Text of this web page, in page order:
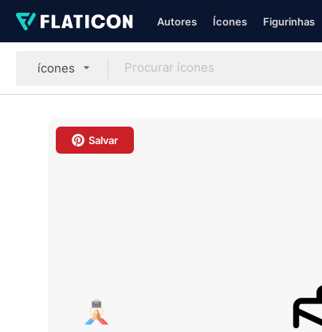
Autores Ícones Figurinhas
ícones
Salvar